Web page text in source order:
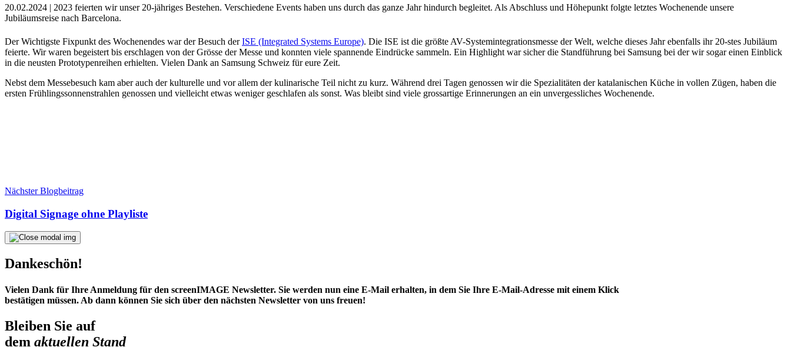
20.02.2024 | 2023 feierten wir unser 20-jähriges Bestehen. Verschiedene Events haben uns durch das ganze Jahr hindurch begleitet. Als Abschluss und Höhepunkt folgte letztes Wochenende unsere
Jubiläumsreise nach Barcelona.
Der Wichtigste Fixpunkt des Wochenendes war der Besuch derISE (Integrated Systems Europe). Die ISE ist die größte AV-Systemintegrationsmesse der Welt, welche dieses Jahr ebenfalls ihr 20-stes Jubiläum
feierte. Wir waren begeistert bis erschlagen von der Grösse der Messe und konnten viele spannende Eindrücke sammeln. Ein Highlight war sicher die Standführung bei Samsung bei der wir sogar einen Einblick
in die neusten Prototypenreihen erhielten. Vielen Dank an Samsung Schweiz für eure Zeit.
Nebst dem Messebesuch kam aber auch der kulturelle und vor allem der kulinarische Teil nicht zu kurz. Während drei Tagen genossen wir die Spezialitäten der katalanischen Küche in vollen Zügen, haben die
ersten Frühlingssonnenstrahlen genossen und vielleicht etwas weniger geschlafen als sonst. Was bleibt sind viele grossartige Erinnerungen an ein unvergessliches Wochenende.
Nächster Blogbeitrag
Digital Signage ohne Playliste
Dankeschön!
Vielen Dank für Ihre Anmeldung für den screenIMAGE Newsletter. Sie werden nun eine E-Mail erhalten, in dem Sie Ihre E-Mail-Adresse mit einem Klick
bestätigen müssen. Ab dann können Sie sich über den nächsten Newsletter von uns freuen!
Bleiben Sie auf
dem aktuellen Stand